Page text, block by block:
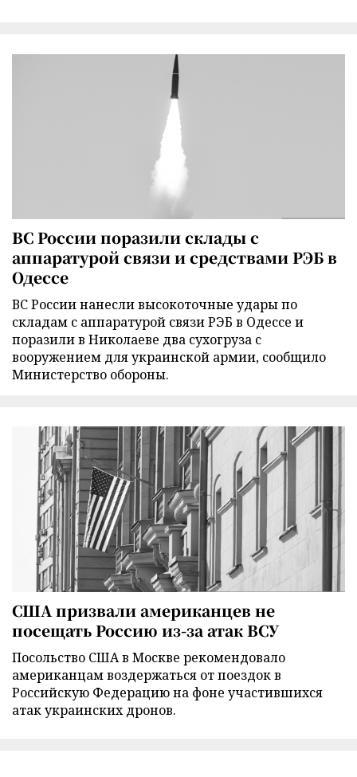
ВС России поразили склады с
аппаратурой связи и средствами РЭБ в
Одессе
ВС России нанесли высокоточные удары по
складам с аппаратурой связи РЭБ в Одессе и
поразили в Николаеве два сухогруза с
вооружением для украинской армии, сообщило
Министерство обороны.
США призвали американцев не
посещать Россию из-за атак ВСУ
Посольство США в Москве рекомендовало
американцам воздержаться от поездок в
Российскую Федерацию на фоне участившихся
атак украинских дронов.